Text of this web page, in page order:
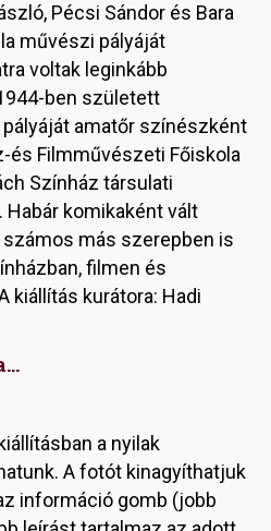
Pécsi Sándor és Bara
művészi pályáját
voltak leginkább
ben született
amatőr színészként
és Filmművészeti Főiskola
Színház társulati
komikaként vált
számos más szerepben is
filmen és
kiállítás kurátora: Hadi
a nyilak
A fotót kinagyíthatjuk
információ gomb (jobb